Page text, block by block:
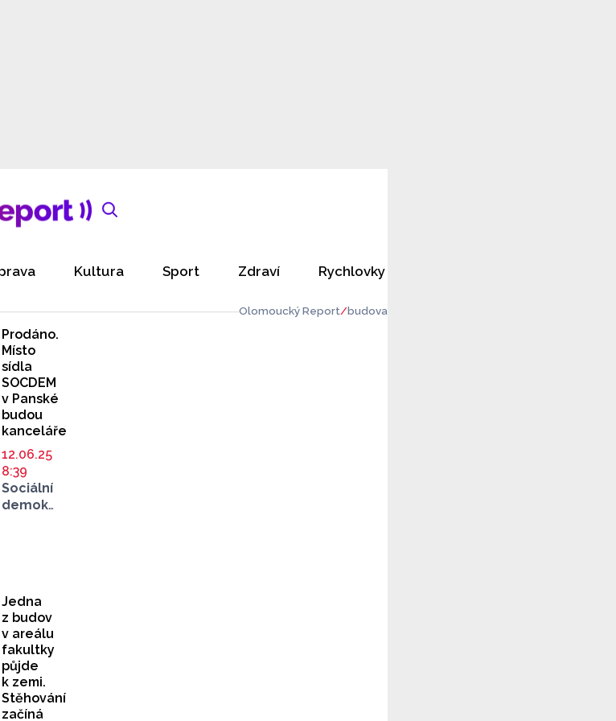
Kultura Sport Zdraví Rychlovky
Olomoucký Report budova
Prodáno.
Místo
sídla
SOCDEM
v Panské
budou
kanceláře
12.06.25
8:39
Sociální
demokracie
činžovní
dům
v centru
Olomouce,
ve kterém
dvě
desítky
Jedna
z budov
v areálu
fakultky
půjde
k zemi.
Stěhování
začíná